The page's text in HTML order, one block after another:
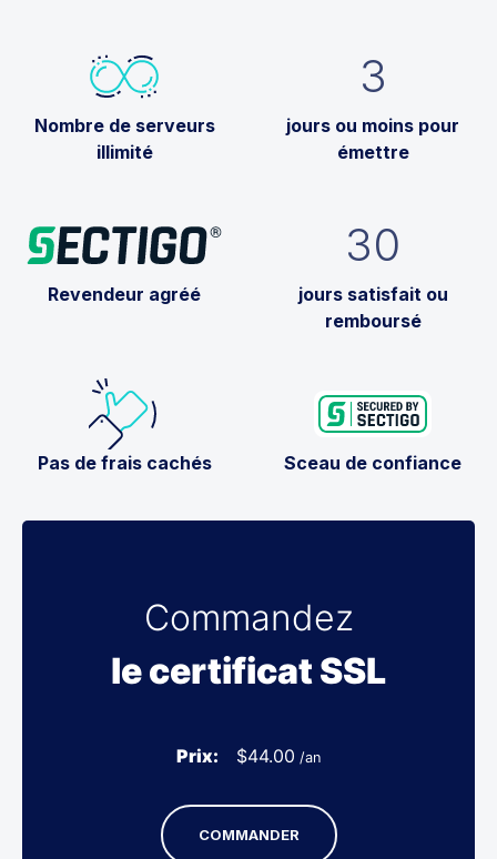
Nombre de serveurs
illimité
3
jours ou moins pour
émettre
Revendeur agréé
30
jours satisfait ou
remboursé
Pas de frais cachés Sceau de confiance
Commandez
le certificat SSL
Prix: $44.00 /an
COMMANDER